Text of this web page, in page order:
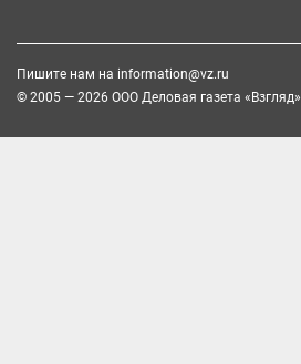
Пишите нам на information@vz.ru
© 2005 — 2026 ООО Деловая газета «Взгляд»